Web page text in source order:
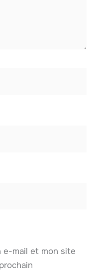
e-mail et mon site